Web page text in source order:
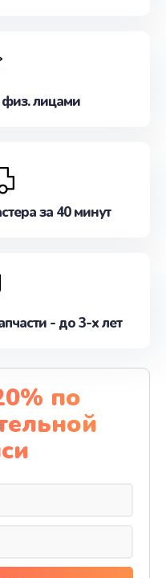
лицами
за 40 минут
- до 3-х лет
по